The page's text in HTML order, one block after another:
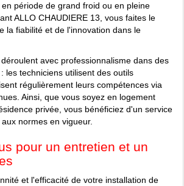
période de grand froid ou en pleine
ALLO CHAUDIERE 13, vous faites le
la fiabilité et de l'innovation dans le
avec professionnalisme dans des
les techniciens utilisent des outils
régulièrement leurs compétences via
Ainsi, que vous soyez en logement
privée, vous bénéficiez d'un service
normes en vigueur.
pour un entretien et un
et l'efficacité de votre installation de